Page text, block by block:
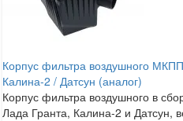
Корпус фильтра воздушного
Калина-2 / Датсун (аналог)
Корпус фильтра воздушного в
Лада Гранта, Калина-2 и Датсун,